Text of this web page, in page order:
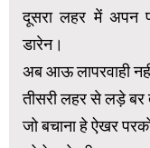
दूसरा लहर में अपन
डारेन।
अब आऊ लापरवाही
तीसरी लहर से लड़े बर
जो बचाना हे ऐखर